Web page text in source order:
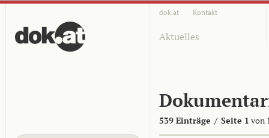
dok.at Kontakt
Aktuelles
539 Einträge / Seite 1 von